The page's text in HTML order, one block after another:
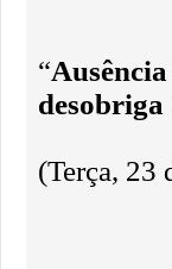
“
desobriga
(Terça, 23